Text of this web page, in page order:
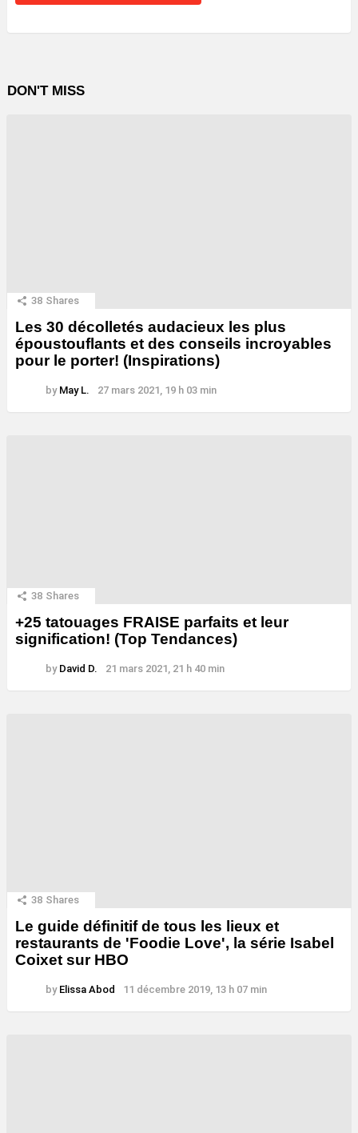
DON'T MISS
38 Shares
Les 30 décolletés audacieux les plus
époustouflants et des conseils incroyables
pour le porter! (Inspirations)
by May L. 27 mars 2021, 19 h 03 min
38 Shares
+25 tatouages ​​FRAISE parfaits et leur
signification! (Top Tendances)
by David D. 21 mars 2021, 21 h 40 min
38 Shares
Le guide définitif de tous les lieux et
restaurants de 'Foodie Love', la série Isabel
Coixet sur HBO
by Elissa Abod 11 décembre 2019, 13 h 07 min